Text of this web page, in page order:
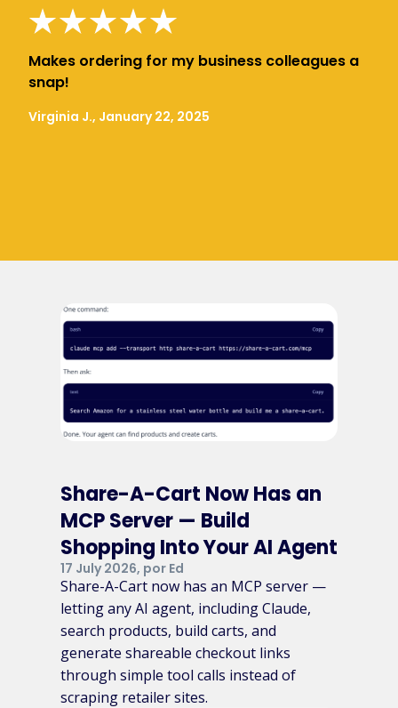
Makes ordering for my business colleagues a
snap!
Virginia J., January 22, 2025
Share-A-Cart Now Has an
MCP Server — Build
Shopping Into Your AI Agent
17 July 2026, por Ed
Share-A-Cart now has an MCP server —
letting any AI agent, including Claude,
search products, build carts, and
generate shareable checkout links
through simple tool calls instead of
scraping retailer sites.